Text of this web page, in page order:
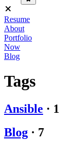
Resume
About
Portfolio
Now
Blog
Tags
Ansible · 1
Blog · 7